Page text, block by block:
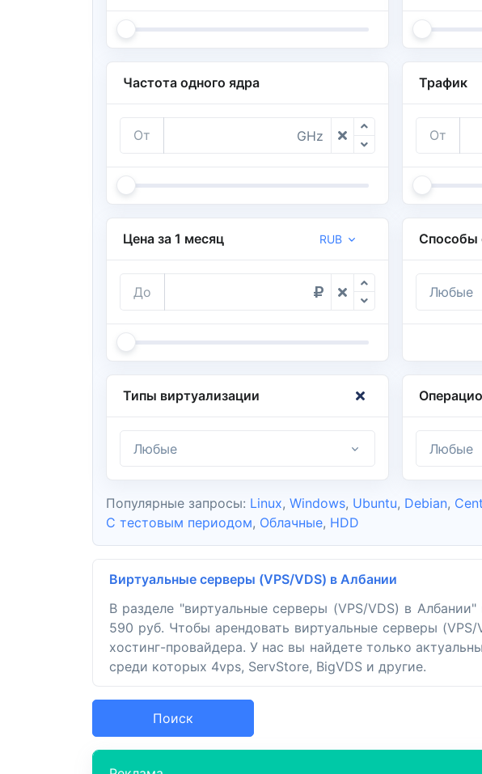
Частота одного ядра
От GHz
Трафик
От
Цена за 1 месяц RUB
До
Способы
Любые
Типы виртуализации
Любые Любые
Популярные запросы: Linux, Windows, Ubuntu, Debian,
С тестовым периодом, Облачные, HDD
Виртуальные серверы (VPS/VDS) в Албании
В разделе "виртуальные серверы (VPS/VDS) в
590 руб. Чтобы арендовать виртуальные серверы
хостинг-провайдера. У нас вы найдете только
среди которых 4vps, ServStore, BigVDS и другие.
Поиск